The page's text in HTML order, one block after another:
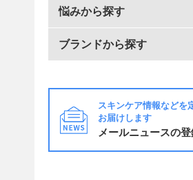
悩みから探す
ブランドから探す
スキンケア情報などを
お届けします
メールニュースの